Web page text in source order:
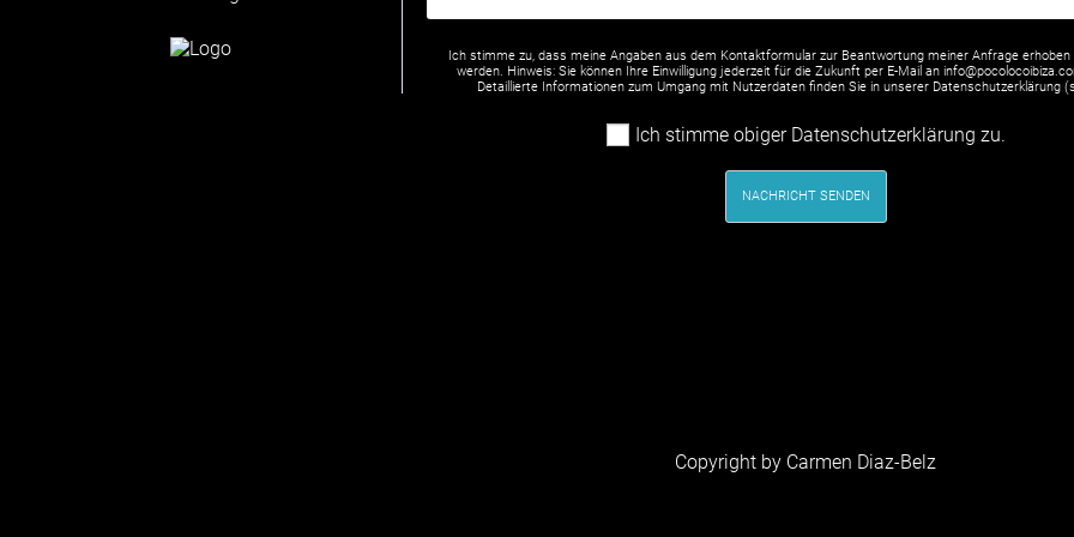
Ich stimme zu, dass meine Angaben aus dem Kontaktformular zur Beantwortung meiner Anfrage
werden. Hinweis: Sie können Ihre Einwilligung jederzeit für die Zukunft per E-Mail an
Detaillierte Informationen zum Umgang mit Nutzerdaten finden Sie in unserer Datenschutzerklärung
Ich stimme obiger Datenschutzerklärung zu.
NACHRICHT SENDEN
Copyright by Carmen Diaz-Belz